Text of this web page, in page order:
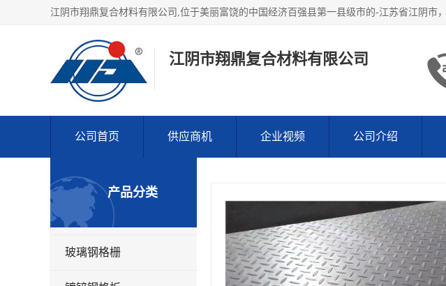
江阴市翔鼎复合材料有限公司
公司首页 供应商机 企业视频 公司介绍
产品分类
玻璃钢格栅